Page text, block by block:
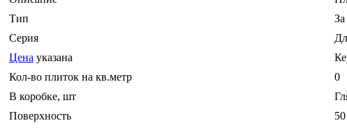
Тип
Серия
Цена указана
Кол-во плиток на кв.метр
0
В коробке, шт
Поверхность
50